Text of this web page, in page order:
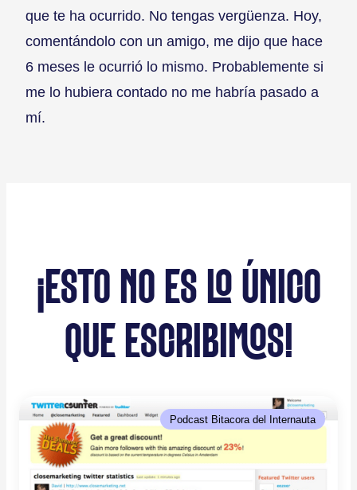
que te ha ocurrido. No tengas vergüenza. Hoy,
comentándolo con un amigo, me dijo que hace
6 meses le ocurrió lo mismo. Probablemente si
me lo hubiera contado no me habría pasado a
mí.
¡ESTO NO ES LO ÚNICO
QUE ESCRIBIMOS!
Podcast Bitacora del Internauta